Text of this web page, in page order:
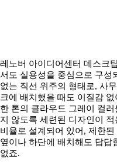
레노버 아이디어센터 데스크
서도 실용성을 중심으로 구성
없는 직선 위주의 형태로, 사
크에 배치했을 때도 이질감
한 톤의 클라우드 그레이 컬
지 않도록 세련된 디자인이
비율로 설계되어 있어, 제한
옆이나 하단에 배치해도 답답
없죠.